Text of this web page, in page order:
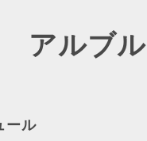
アルブル
ール